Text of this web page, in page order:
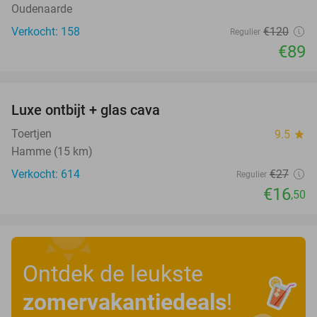
Oudenaarde
Verkocht: 158
Regulier €120
€89
Luxe ontbijt + glas cava
Toertjen 9.5 star
Hamme (15 km)
Verkocht: 614
Regulier €27
€16,50
Ontdek de leukste
zomervakantiedeals!